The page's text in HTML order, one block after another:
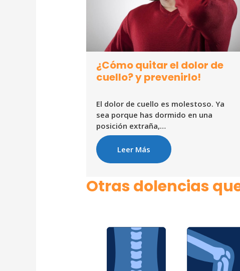
¿Cómo quitar el dolor de
cuello? y prevenirlo!
El dolor de cuello es molestoso. Ya
sea porque has dormido en una
posición extraña,…
Leer Más
Otras dolencias